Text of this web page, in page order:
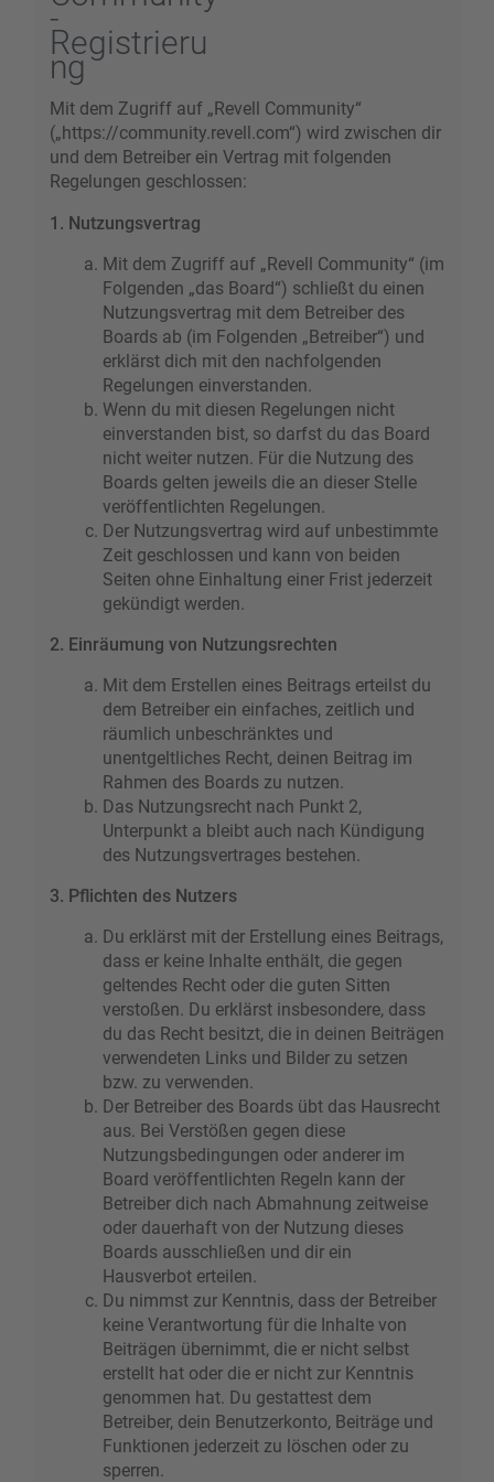
-
Registrieru
ng
Mit dem Zugriff auf „Revell Community“
(„https://community.revell.com“) wird zwischen dir
und dem Betreiber ein Vertrag mit folgenden
Regelungen geschlossen:
1. Nutzungsvertrag
Mit dem Zugriff auf „Revell Community“ (im
Folgenden „das Board“) schließt du einen
Nutzungsvertrag mit dem Betreiber des
Boards ab (im Folgenden „Betreiber“) und
erklärst dich mit den nachfolgenden
Regelungen einverstanden.
Wenn du mit diesen Regelungen nicht
einverstanden bist, so darfst du das Board
nicht weiter nutzen. Für die Nutzung des
Boards gelten jeweils die an dieser Stelle
veröffentlichten Regelungen.
Der Nutzungsvertrag wird auf unbestimmte
Zeit geschlossen und kann von beiden
Seiten ohne Einhaltung einer Frist jederzeit
gekündigt werden.
2. Einräumung von Nutzungsrechten
Mit dem Erstellen eines Beitrags erteilst du
dem Betreiber ein einfaches, zeitlich und
räumlich unbeschränktes und
unentgeltliches Recht, deinen Beitrag im
Rahmen des Boards zu nutzen.
Das Nutzungsrecht nach Punkt 2,
Unterpunkt a bleibt auch nach Kündigung
des Nutzungsvertrages bestehen.
3. Pflichten des Nutzers
Du erklärst mit der Erstellung eines Beitrags,
dass er keine Inhalte enthält, die gegen
geltendes Recht oder die guten Sitten
verstoßen. Du erklärst insbesondere, dass
du das Recht besitzt, die in deinen Beiträgen
verwendeten Links und Bilder zu setzen
bzw. zu verwenden.
Der Betreiber des Boards übt das Hausrecht
aus. Bei Verstößen gegen diese
Nutzungsbedingungen oder anderer im
Board veröffentlichten Regeln kann der
Betreiber dich nach Abmahnung zeitweise
oder dauerhaft von der Nutzung dieses
Boards ausschließen und dir ein
Hausverbot erteilen.
Du nimmst zur Kenntnis, dass der Betreiber
keine Verantwortung für die Inhalte von
Beiträgen übernimmt, die er nicht selbst
erstellt hat oder die er nicht zur Kenntnis
genommen hat. Du gestattest dem
Betreiber, dein Benutzerkonto, Beiträge und
Funktionen jederzeit zu löschen oder zu
sperren.